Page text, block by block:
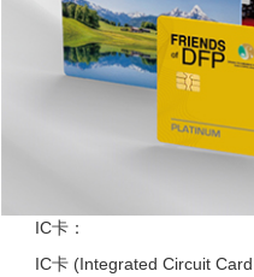
IC卡：
IC卡 (Integrated Circuit